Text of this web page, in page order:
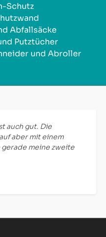
Schutz
Abfallsäcke
Putztücher
und Abroller
auch gut. Die
aber mit einem
meine zweite